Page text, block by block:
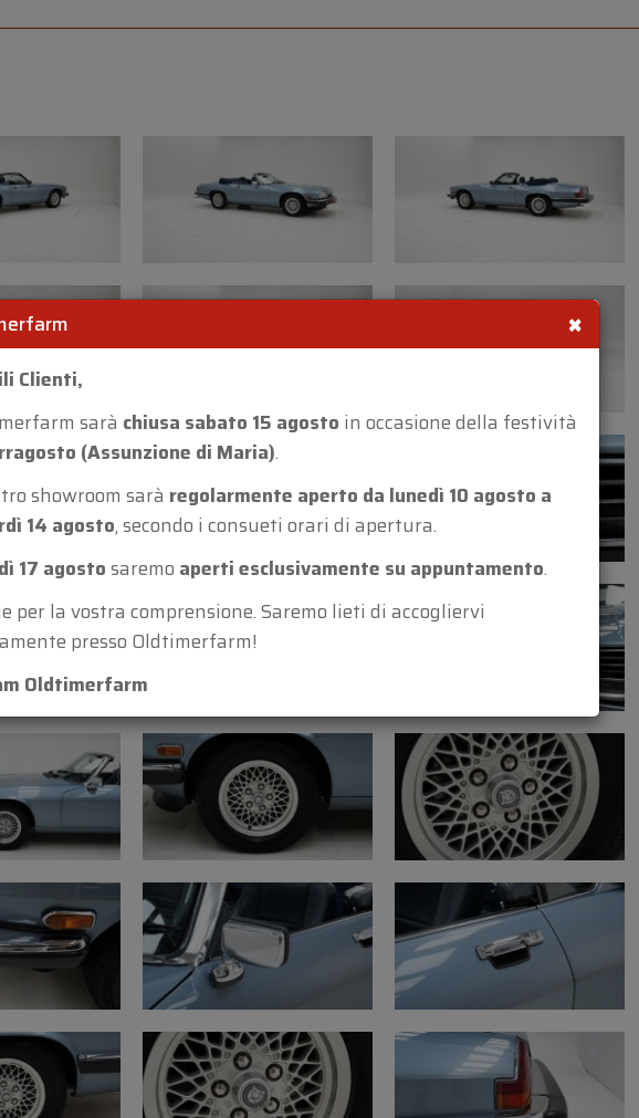
Condizioni e punti di
• Carrozzeria: si presenta bene,
Bolla di ruggine sul passaruota
Punto di ruggine dietro la ruota
• Sottoscocca: lavori di saldatura
Punto di ruggine al punto di
Perdita d’olio al differenziale
• Pneumatici: buone condizioni,
anni (2015)
• Interni e tappeti: originali con
condizioni usate
• Controllo numero telaio: originale
targhetta identificativa mancante
• Vano motore: buone condizioni
• Motore: buone condizioni oneste
• Liquidi e manutenzione: ben
• Batteria: buone condizioni, può
• Cambio: funziona correttamente
• Freni: funzionano correttamente,
sinistro deve essere sostituito
• Freno a mano: regolazione
• Impianto elettrico: clacson,
cruscotto funzionano
• Illuminazione: funziona
• Sospensioni e assi: riparazione
Gioco nel braccio superiore
Gioco al differenziale posteriore
×
Clienti,
sarà chiusa sabato 15 agosto in occasione della festività
(Assunzione di Maria).
showroom sarà regolarmente aperto da lunedì 10 agosto a
14 agosto, secondo i consueti orari di apertura.
17 agostosaremo aperti esclusivamente su appuntamento.
per la vostra comprensione. Saremo lieti di accogliervi
presso Oldtimerfarm!
Oldtimerfarm